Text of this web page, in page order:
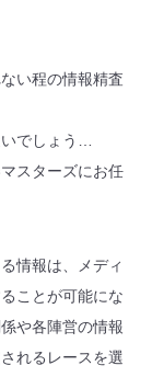
い程の情報精査
でしょう…
スターズにお任
情報は、メディ
ことが可能にな
や各陣営の情報
れるレースを選